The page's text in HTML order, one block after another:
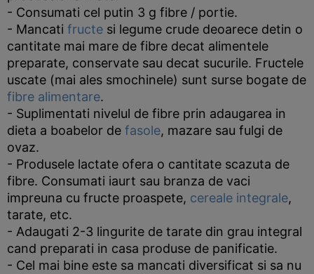
- Consumati cel putin 3 g fibre / portie.
- Mancati fructe si legume crude deoarece detin o
cantitate mai mare de fibre decat alimentele
preparate, conservate sau decat sucurile. Fructele
uscate (mai ales smochinele) sunt surse bogate de
fibre alimentare.
- Suplimentati nivelul de fibre prin adaugarea in
dieta a boabelor de fasole, mazare sau fulgi de
ovaz.
- Produsele lactate ofera o cantitate scazuta de
fibre. Consumati iaurt sau branza de vaci
impreuna cu fructe proaspete, cereale integrale,
tarate, etc.
- Adaugati 2-3 lingurite de tarate din grau integral
cand preparati in casa produse de panificatie.
- Cel mai bine este sa mancati diversificat si sa nu